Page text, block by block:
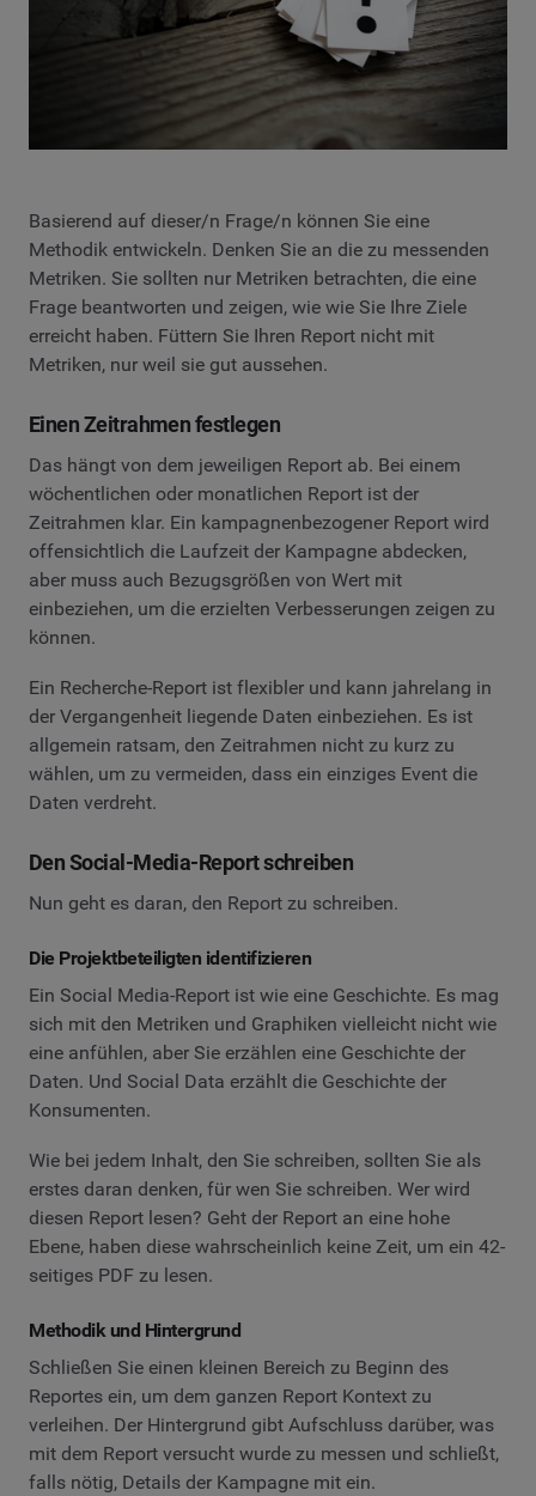
Basierend auf dieser/n Frage/n können Sie eine
Methodik entwickeln. Denken Sie an die zu messenden
Metriken. Sie sollten nur Metriken betrachten, die eine
Frage beantworten und zeigen, wie wie Sie Ihre Ziele
erreicht haben. Füttern Sie Ihren Report nicht mit
Metriken, nur weil sie gut aussehen.
Einen Zeitrahmen festlegen
Das hängt von dem jeweiligen Report ab. Bei einem
wöchentlichen oder monatlichen Report ist der
Zeitrahmen klar. Ein kampagnenbezogener Report wird
offensichtlich die Laufzeit der Kampagne abdecken,
aber muss auch Bezugsgrößen von Wert mit
einbeziehen, um die erzielten Verbesserungen zeigen zu
können.
Ein Recherche-Report ist flexibler und kann jahrelang in
der Vergangenheit liegende Daten einbeziehen. Es ist
allgemein ratsam, den Zeitrahmen nicht zu kurz zu
wählen, um zu vermeiden, dass ein einziges Event die
Daten verdreht.
Den Social-Media-Report schreiben
Nun geht es daran, den Report zu schreiben.
Die Projektbeteiligten identifizieren
Ein Social Media-Report ist wie eine Geschichte. Es mag
sich mit den Metriken und Graphiken vielleicht nicht wie
eine anfühlen, aber Sie erzählen eine Geschichte der
Daten. Und Social Data erzählt die Geschichte der
Konsumenten.
Wie bei jedem Inhalt, den Sie schreiben, sollten Sie als
erstes daran denken, für wen Sie schreiben. Wer wird
diesen Report lesen? Geht der Report an eine hohe
Ebene, haben diese wahrscheinlich keine Zeit, um ein 42-
seitiges PDF zu lesen.
Methodik und Hintergrund
Schließen Sie einen kleinen Bereich zu Beginn des
Reportes ein, um dem ganzen Report Kontext zu
verleihen. Der Hintergrund gibt Aufschluss darüber, was
mit dem Report versucht wurde zu messen und schließt,
falls nötig, Details der Kampagne mit ein.